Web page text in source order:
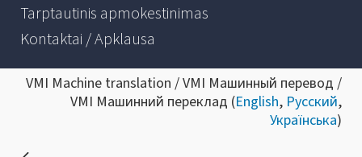
Tarptautinis apmokestinimas
Kontaktai / Apklausa
VMI Machine translation / VMI Машинный перевод /
VMI Машинний переклад (English, Русский,
Українська)